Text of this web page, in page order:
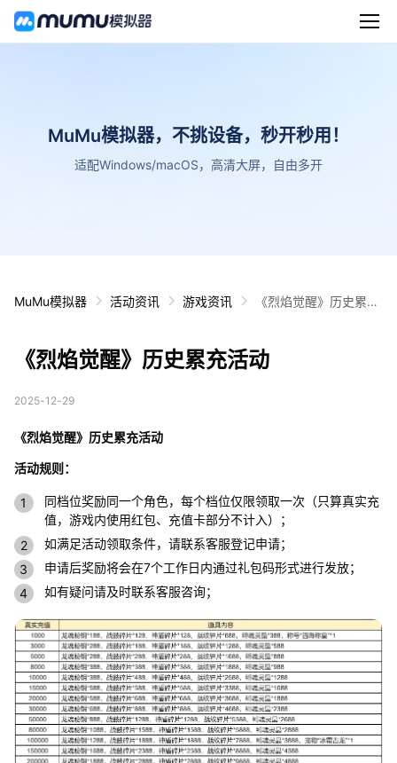
MuMu模拟器，不挑设备，秒开秒用！
适配Windows/macOS，高清大屏，自由多开
MuMu模拟器 活动资讯 游戏资讯
《烈焰觉醒》历史累充
《烈焰觉醒》历史累充活动
2025-12-29
《烈焰觉醒》历史累充活动
活动规则：
同档位奖励同一个角色，每个档位仅限领取一次（只算真实充
值，游戏内使用红包、充值卡部分不计入）；
如满足活动领取条件，请联系客服登记申请；
申请后奖励将会在7个工作日内通过礼包码形式进行发放；
如有疑问请及时联系客服咨询；